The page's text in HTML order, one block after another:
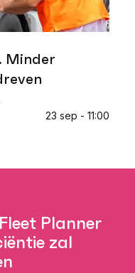
Minder
23 sep - 11:00
Planner
zal